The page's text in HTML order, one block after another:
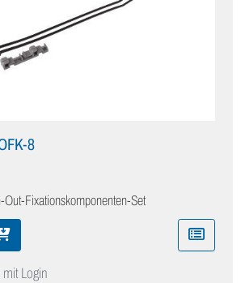
8
Fixationskomponenten-Set
Login